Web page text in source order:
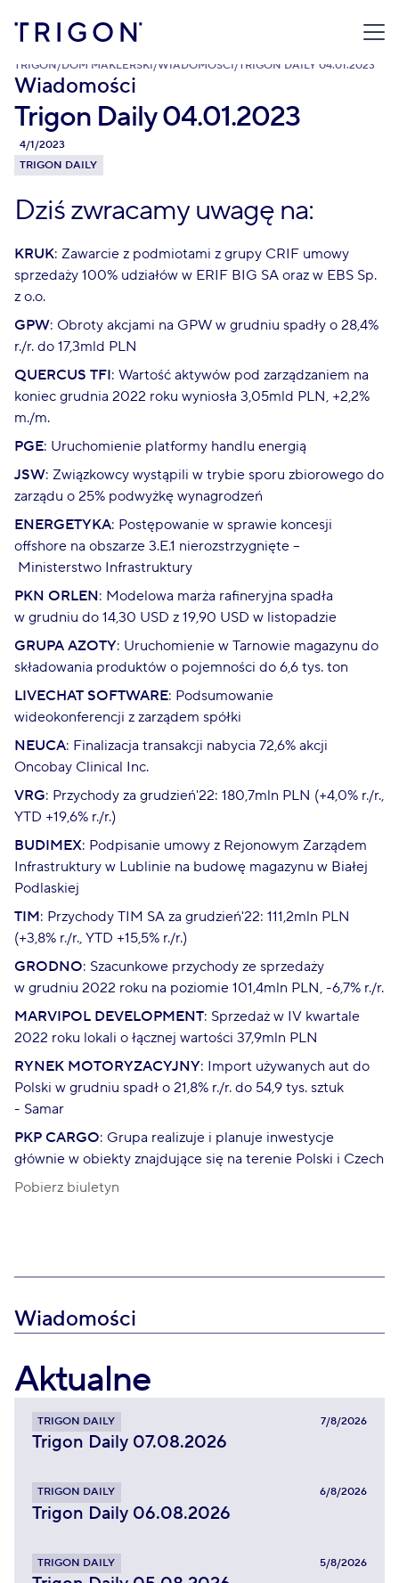
TRIGON/DOM MAKLERSKI/WIADOMOŚCI/ TRIGON DAILY 04.01.2023
Wiadomości
Trigon Daily 04.01.2023
4/1/2023
TRIGON DAILY
Dziś zwracamy uwagę na:
KRUK: Zawarcie z podmiotami z grupy CRIF umowy
sprzedaży 100% udziałów w ERIF BIG SA oraz w EBS Sp.
z o.o.
GPW: Obroty akcjami na GPW w grudniu spadły o 28,4%
r./r. do 17,3mld PLN
QUERCUS TFI: Wartość aktywów pod zarządzaniem na
koniec grudnia 2022 roku wyniosła 3,05mld PLN, +2,2%
m./m.
PGE: Uruchomienie platformy handlu energią
JSW: Związkowcy wystąpili w trybie sporu zbiorowego do
zarządu o 25% podwyżkę wynagrodzeń
ENERGETYKA: Postępowanie w sprawie koncesji
offshore na obszarze 3.E.1 nierozstrzygnięte –
Ministerstwo Infrastruktury
PKN ORLEN: Modelowa marża rafineryjna spadła
w grudniu do 14,30 USD z 19,90 USD w listopadzie
GRUPA AZOTY: Uruchomienie w Tarnowie magazynu do
składowania produktów o pojemności do 6,6 tys. ton
LIVECHAT SOFTWARE: Podsumowanie
wideokonferencji z zarządem spółki
NEUCA: Finalizacja transakcji nabycia 72,6% akcji
Oncobay Clinical Inc.
VRG: Przychody za grudzień'22: 180,7mln PLN (+4,0% r./r.,
YTD +19,6% r./r.)
BUDIMEX: Podpisanie umowy z Rejonowym Zarządem
Infrastruktury w Lublinie na budowę magazynu w Białej
Podlaskiej
TIM: Przychody TIM SA za grudzień'22: 111,2mln PLN
(+3,8% r./r., YTD +15,5% r./r.)
GRODNO: Szacunkowe przychody ze sprzedaży
w grudniu 2022 roku na poziomie 101,4mln PLN, -6,7% r./r.
MARVIPOL DEVELOPMENT: Sprzedaż w IV kwartale
2022 roku lokali o łącznej wartości 37,9mln PLN
RYNEK MOTORYZACYJNY: Import używanych aut do
Polski w grudniu spadł o 21,8% r./r. do 54,9 tys. sztuk
- Samar
PKP CARGO: Grupa realizuje i planuje inwestycje
głównie w obiekty znajdujące się na terenie Polski i Czech
Pobierz biuletyn
Wiadomości
Aktualne
TRIGON DAILY 7/8/2026
Trigon Daily 07.08.2026
TRIGON DAILY 6/8/2026
Trigon Daily 06.08.2026
TRIGON DAILY 5/8/2026